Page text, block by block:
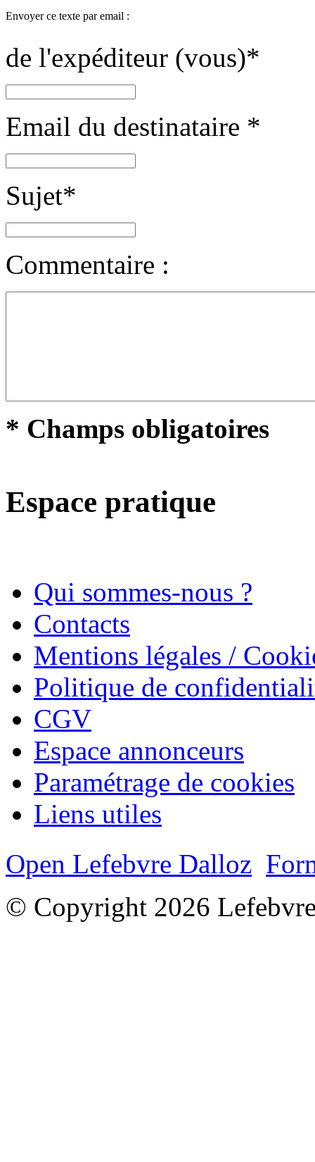
Envoyer ce texte par email :
de l'expéditeur (vous)*
Email du destinataire *
Sujet*
Commentaire :
* Champs obligatoires
Espace pratique
Qui sommes-nous ?
Contacts
Mentions légales /
Politique de
CGV
Espace annonceurs
Paramétrage de cookies
Liens utiles
Open Lefebvre Dalloz
© Copyright 2026